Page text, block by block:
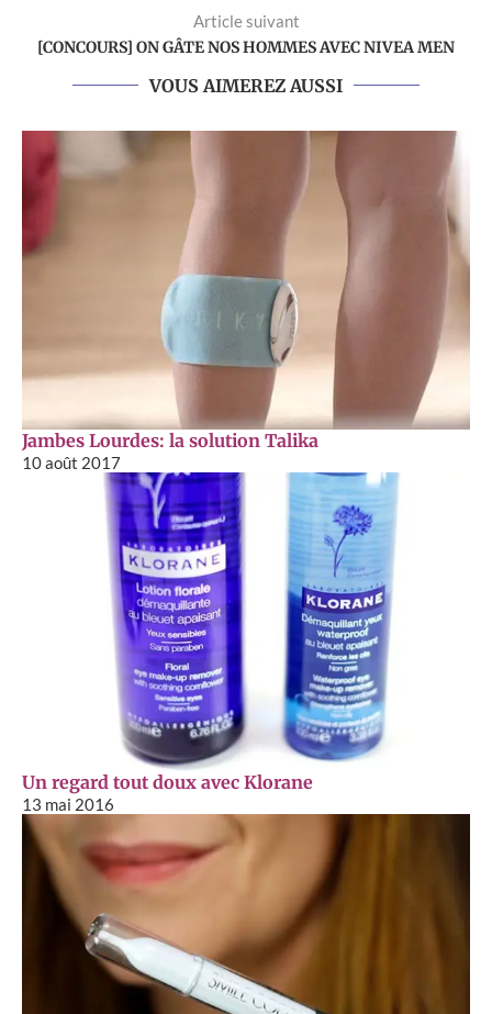
Article suivant
[CONCOURS] ON GÂTE NOS HOMMES AVEC NIVEA MEN
VOUS AIMEREZ AUSSI
Jambes Lourdes: la solution Talika
10 août 2017
Un regard tout doux avec Klorane
13 mai 2016